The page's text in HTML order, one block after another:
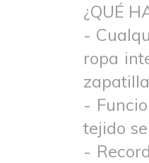
¿QUÉ
-
ropa
-
tejido
-